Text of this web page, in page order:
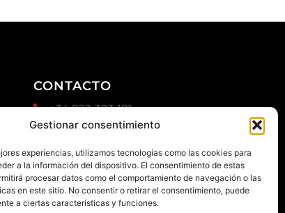
Gestionar consentimiento
experiencias, utilizamos tecnologías como las cookies para
a la información del dispositivo. El consentimiento de estas
procesar datos como el comportamiento de navegación o las
en este sitio. No consentir o retirar el consentimiento, puede
a ciertas características y funciones.
CONTACTO
+34 922 303 191
+34 651 786 532
Trabaja con nosotros
Publicidad